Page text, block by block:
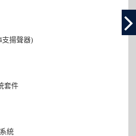
支揚聲器)
套件
統